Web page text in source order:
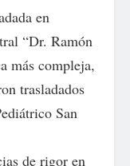
en
“Dr. Ramón
más compleja,
trasladados
San
de rigor en